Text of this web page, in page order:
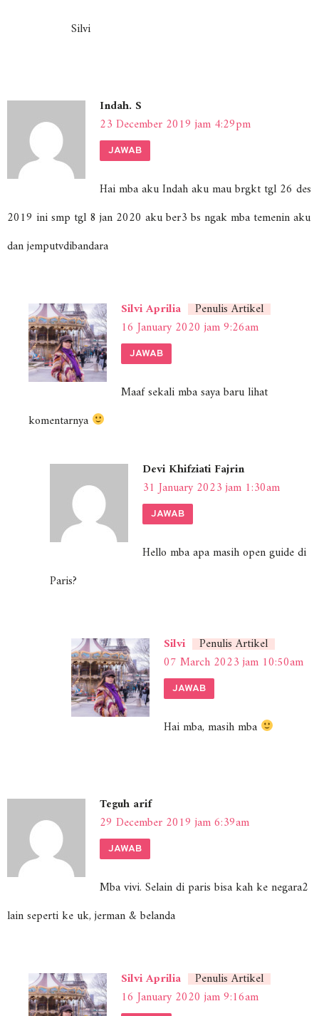
Silvi
Indah. S
23 December 2019 jam 4:29pm
JAWAB
Hai mba aku Indah aku mau brgkt tgl 26 des
2019 ini smp tgl 8 jan 2020 aku ber3 bs ngak mba temenin aku
dan jemputvdibandara
Silvi Aprilia
Penulis Artikel
16 January 2020 jam 9:26am
JAWAB
Maaf sekali mba saya baru lihat
komentarnya
Devi Khifziati Fajrin
31 January 2023 jam 1:30am
JAWAB
Hello mba apa masih open guide di
Paris?
Silvi
Penulis Artikel
07 March 2023 jam 10:50am
JAWAB
Hai mba, masih mba
Teguh arif
29 December 2019 jam 6:39am
JAWAB
Mba vivi. Selain di paris bisa kah ke negara2
lain seperti ke uk, jerman & belanda
Silvi Aprilia
Penulis Artikel
16 January 2020 jam 9:16am